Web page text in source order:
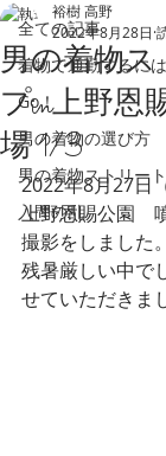
全ての記事
着物で通勤するには
Go！
男の着物の選び方
男の着物ストリー
入間の乱
男の着物
プin上野恩
場 1/3
裕樹 高野
2022年8月28日
2022年8月27日
上野恩賜公園　
撮影をしました。
残暑厳しい中で
せていただきま